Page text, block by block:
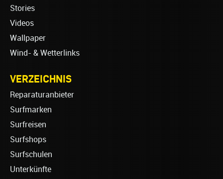
Stories
Videos
Wallpaper
Wind- & Wetterlinks
VERZEICHNIS
Reparaturanbieter
Surfmarken
Surfreisen
Surfshops
Surfschulen
Unterkünfte